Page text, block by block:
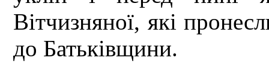
Вітчизняної, які
до Батьківщини.